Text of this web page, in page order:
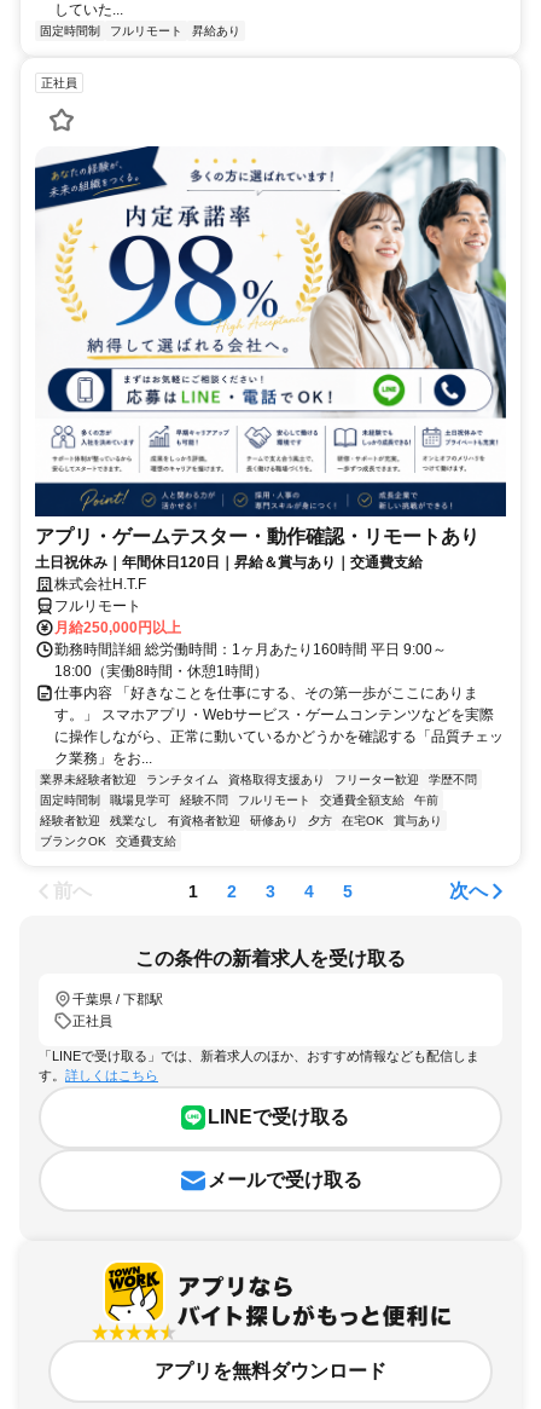
していた...
固定時間制 フルリモート 昇給あり
正社員
アプリ・ゲームテスター・動作確認・リモートあり
土日祝休み｜年間休日120日｜昇給＆賞与あり｜交通費支給
株式会社H.T.F
フルリモート
月給250,000円以上
勤務時間詳細 総労働時間：1ヶ月あたり160時間 平日 9:00～
18:00（実働8時間・休憩1時間）
仕事内容 「好きなことを仕事にする、その第一歩がここにありま
す。」 スマホアプリ・Webサービス・ゲームコンテンツなどを実際
に操作しながら、正常に動いているかどうかを確認する「品質チェッ
ク業務」をお...
業界未経験者歓迎 ランチタイム 資格取得支援あり フリーター歓迎
学歴不問
固定時間制
職場見学可 経験不問 フルリモート 交通費全額支給
午前
経験者歓迎
残業なし 有資格者歓迎 研修あり 夕方 在宅OK
賞与あり
ブランクOK
交通費支給
前へ 1 2 3 4 5 次へ
この条件の新着求人を受け取る
千葉県 / 下郡駅
正社員
「LINEで受け取る」では、新着求人のほか、おすすめ情報なども配信しま
す。 詳しくはこちら
LINEで受け取る
メールで受け取る
アプリを無料ダウンロード